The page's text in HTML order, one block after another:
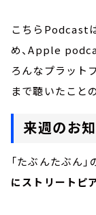
こちらPodcast
め、Apple
ろんなプラット
まで聴いたこと
来週のお
「たぶんたぶん」
にストリートピ